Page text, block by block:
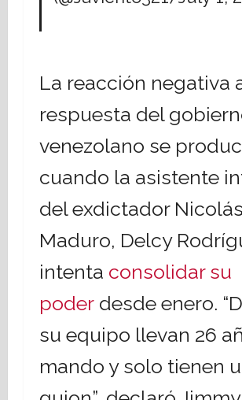
La reacción negativa
respuesta del
venezolano se
cuando la asistente
del exdictador Nicolás
Maduro, Delcy
intenta consolidar su
poder desde enero.
su equipo llevan 26
mando y solo tienen